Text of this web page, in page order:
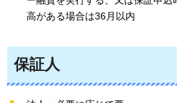
高がある場合は36月以内
保証人